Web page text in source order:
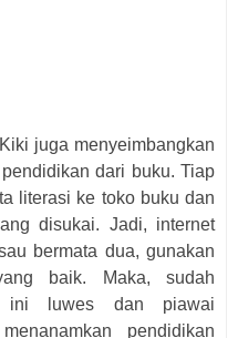
juga menyeimbangkan
dari buku. Tiap
literasi ke toko buku dan
disukai. Jadi, internet
bermata dua, gunakan
baik. Maka, sudah
ini luwes dan piawai
pendidikan